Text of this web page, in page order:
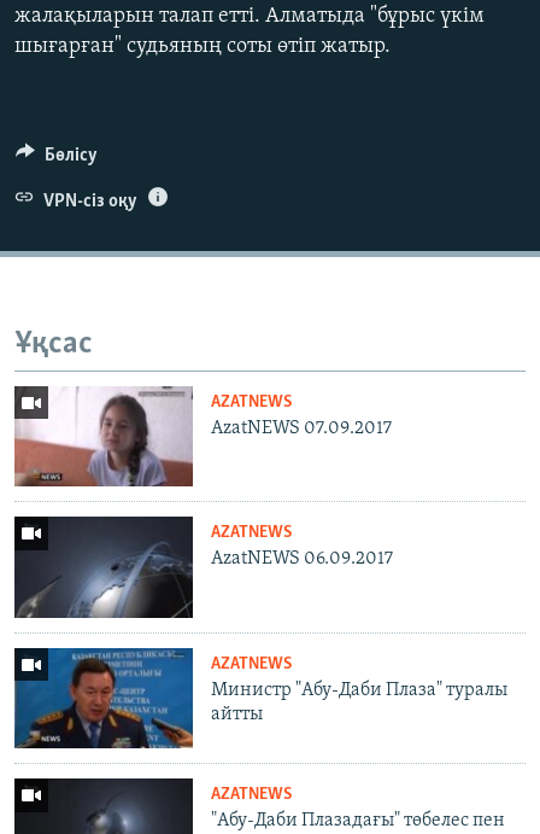
жалақыларын талап етті. Алматыда "бұрыс үкім
шығарған" судьяның соты өтіп жатыр.
Бөлісу
VPN-сіз оқу
Ұқсас
AZATNEWS
AzatNEWS 07.09.2017
AZATNEWS
AzatNEWS 06.09.2017
AZATNEWS
Министр "Абу-Даби Плаза" туралы
айтты
AZATNEWS
"Абу-Даби Плазадағы" төбелес пен